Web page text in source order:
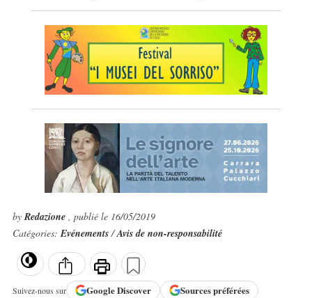
byRedazione , publié le 16/05/2019
Catégories:Evénements/Avis de non-responsabilité
Suivez-nous sur GoogleDiscover Sources préférées